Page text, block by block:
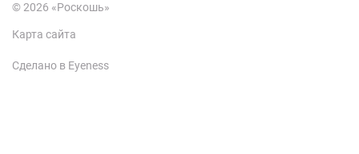
© 2026 «Роскошь»
Карта сайта
Сделано в Eyeness